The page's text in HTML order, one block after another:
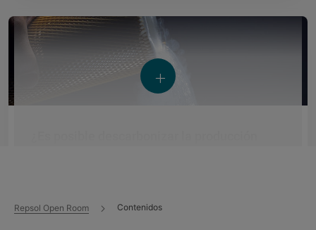
Repsol Open Room Contenidos